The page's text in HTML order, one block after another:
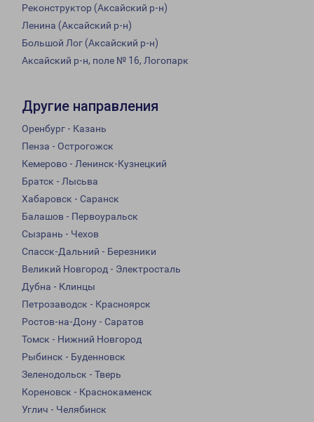
Реконструктор (Аксайский р-н)
Ленина (Аксайский р-н)
Большой Лог (Аксайский р-н)
Аксайский р-н, поле № 16, Логопарк
Другие направления
Оренбург - Казань
Пенза - Острогожск
Кемерово - Ленинск-Кузнецкий
Братск - Лысьва
Хабаровск - Саранск
Балашов - Первоуральск
Сызрань - Чехов
Спасск-Дальний - Березники
Великий Новгород - Электросталь
Дубна - Клинцы
Петрозаводск - Красноярск
Ростов-на-Дону - Саратов
Томск - Нижний Новгород
Рыбинск - Буденновск
Зеленодольск - Тверь
Кореновск - Краснокаменск
Углич - Челябинск